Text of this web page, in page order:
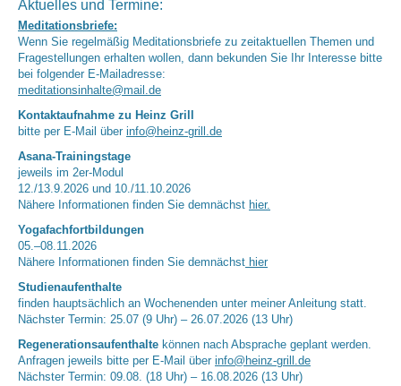
Aktuelles und Termine:
Meditationsbriefe:
Wenn Sie regelmäßig Meditationsbriefe zu zeitaktuellen Themen und
Fragestellungen erhalten wollen, dann bekunden Sie Ihr Interesse bitte
bei folgender E-Mailadresse:
meditationsinhalte@mail.de
Kontaktaufnahme zu Heinz Grill
bitte per E-Mail über info@heinz-grill.de
Asana-Trainingstage
jeweils im 2er-Modul
12./13.9.2026 und 10./11.10.2026
Nähere Informationen finden Sie demnächst hier.
Yogafachfortbildungen
05.–08.11.2026
Nähere Informationen finden Sie demnächst hier
Studienaufenthalte
finden hauptsächlich an Wochenenden unter meiner Anleitung statt.
Nächster Termin: 25.07 (9 Uhr) – 26.07.2026 (13 Uhr)
Regenerationsaufenthalte können nach Absprache geplant werden.
Anfragen jeweils bitte per E-Mail über info@heinz-grill.de
Nächster Termin: 09.08. (18 Uhr) – 16.08.2026 (13 Uhr)